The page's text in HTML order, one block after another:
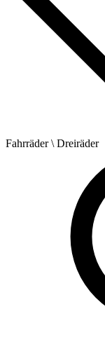
Fahrräder\ Dreiräder